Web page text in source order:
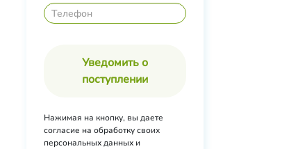
Уведомить о
поступлении
Нажимая на кнопку, вы даете
согласие на обработку своих
персональных данных и